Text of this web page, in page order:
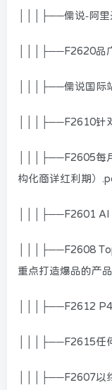
│││├──儒说-阿里
│││├──F2620品
│││├──儒说国际
│││├──F2610针
│││├──F2605每
构化商详红利期）
│││├──F2601 AI
│││├──F2608
重点打造爆品的产
│││├──F2612
│││├──F2615任
│││├──F2607以